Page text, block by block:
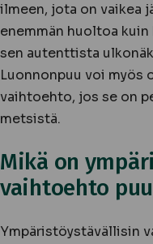
ilmeen, jota on vaikea
enemmän huoltoa
sen autenttista
Luonnonpuu voi myös
vaihtoehto, jos se on
metsistä.
Mikä on
vaihtoehto
Ympäristöystävällisin